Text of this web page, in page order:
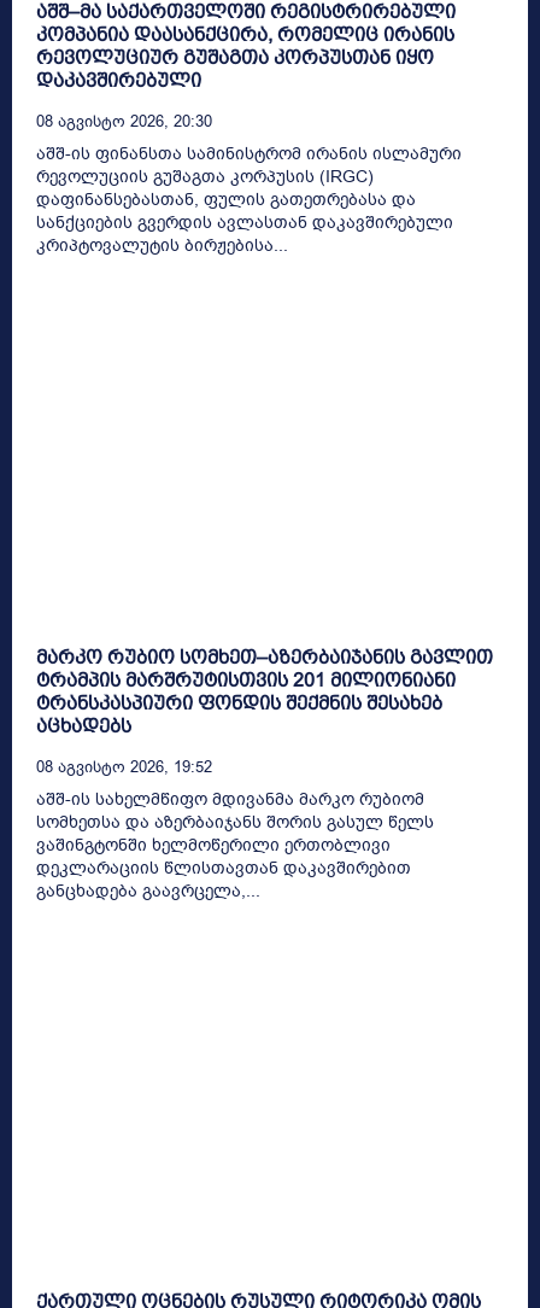
აშშ–მა საქართველოში რეგისტრირებული
კომპანია დაასანქცირა, რომელიც ირანის
რევოლუციურ გუშაგთა კორპუსთან იყო
დაკავშირებული
08 Აგვისტო 2026, 20:30
აშშ-ის ფინანსთა სამინისტრომ ირანის ისლამური
რევოლუციის გუშაგთა კორპუსის (IRGC)
დაფინანსებასთან, ფულის გათეთრებასა და
სანქციების გვერდის ავლასთან დაკავშირებული
კრიპტოვალუტის ბირჟებისა...
მარკო რუბიო სომხეთ–აზერბაიჯანის გავლით
ტრამპის მარშრუტისთვის 201 მილიონიანი
ტრანსკასპიური ფონდის შექმნის შესახებ
აცხადებს
08 Აგვისტო 2026, 19:52
აშშ-ის სახელმწიფო მდივანმა მარკო რუბიომ
სომხეთსა და აზერბაიჯანს შორის გასულ წელს
ვაშინგტონში ხელმოწერილი ერთობლივი
დეკლარაციის წლისთავთან დაკავშირებით
განცხადება გაავრცელა,...
ქართული ოცნების რუსული რიტორიკა ომის